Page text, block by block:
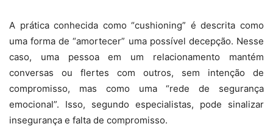
A prática conhecida como “cushioning” é descrita como
uma forma de “amortecer” uma possível decepção. Nesse
caso, uma pessoa em um relacionamento mantém
conversas ou flertes com outros, sem intenção de
compromisso, mas como uma “rede de segurança
emocional”. Isso, segundo especialistas, pode sinalizar
insegurança e falta de compromisso.